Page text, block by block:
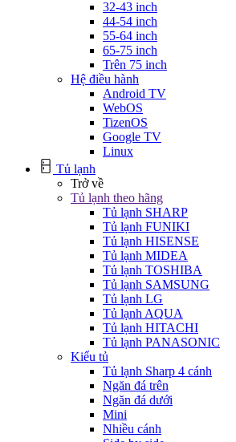
32-43 inch
44-54 inch
55-64 inch
65-75 inch
Trên 75 inch
Hệ điều hành
Android TV
WebOS
TizenOS
Google TV
Linux
Tủ lạnh
Trở về
Tủ lạnh theo hãng
Tủ lạnh SHARP
Tủ lạnh FUNIKI
Tủ lạnh HISENSE
Tủ lạnh MIDEA
Tủ lạnh TOSHIBA
Tủ lạnh SAMSUNG
Tủ lạnh LG
Tủ lạnh AQUA
Tủ lạnh HITACHI
Tủ lạnh PANASONIC
Kiểu tủ
Tủ lạnh Sharp 4 cánh
Ngăn đá trên
Ngăn đá dưới
Mini
Nhiều cánh